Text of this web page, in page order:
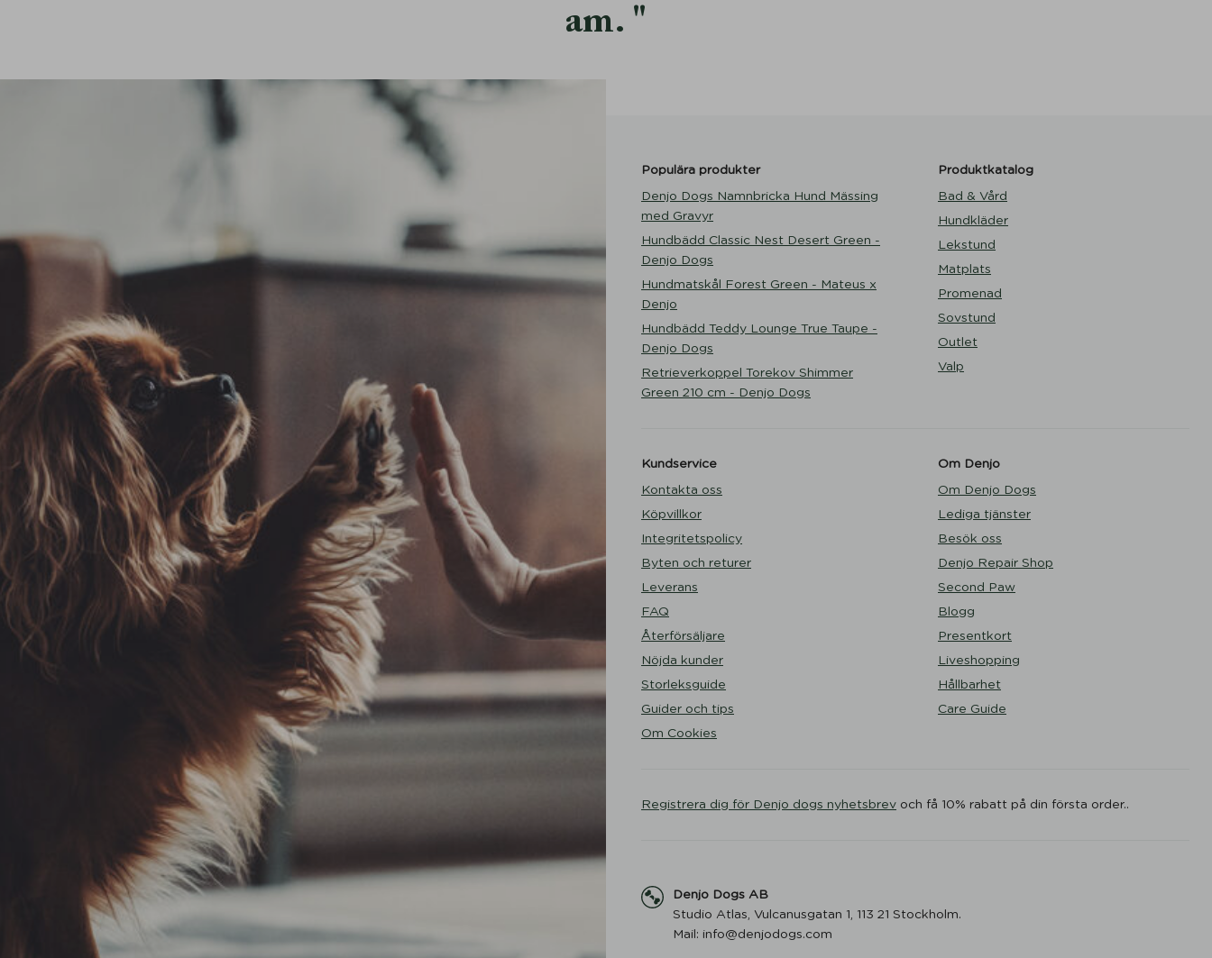
am.
Populära produkter
Denjo Dogs Namnbricka Hund Mässing
med Gravyr
Hundbädd Classic Nest Desert Green -
Denjo Dogs
Hundmatskål Forest Green - Mateus x
Denjo
Hundbädd Teddy Lounge True Taupe -
Denjo Dogs
Retrieverkoppel Torekov Shimmer
Green 210 cm - Denjo Dogs
Produktkatalog
Bad & Vård
Hundkläder
Lekstund
Matplats
Promenad
Sovstund
Outlet
Valp
Kundservice
Kontakta oss
Köpvillkor
Integritetspolicy
Byten och returer
Leverans
FAQ
Återförsäljare
Nöjda kunder
Storleksguide
Guider och tips
Om Cookies
Om Denjo
Om Denjo Dogs
Lediga tjänster
Besök oss
Denjo Repair Shop
Second Paw
Blogg
Presentkort
Liveshopping
Hållbarhet
Care Guide
Registrera dig för Denjo dogs nyhetsbrev och få 10% rabatt på din första order..
Denjo Dogs AB
Studio Atlas, Vulcanusgatan 1, 113 21 Stockholm.
Mail: info@denjodogs.com